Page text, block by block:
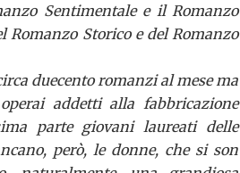
Sentimentale e il Romanzo
Romanzo Storico e del Romanzo
duecento romanzi al mese ma
addetti alla fabbricazione
parte giovani laureati delle
però, le donne, che si son